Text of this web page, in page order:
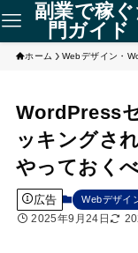
副業で稼
門ガイド
ホーム Webデザイン・
WordPress
ッキングさ
やっておく
広告 Webデザイ
2025年9月24日